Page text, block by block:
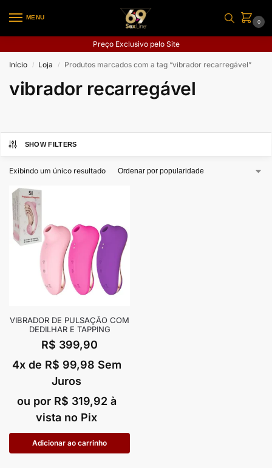
MENU
0
Preço Exclusivo pelo Site
Início / Loja / Produtos marcados com a tag “vibrador recarregável”
vibrador recarregável
SHOW FILTERS
Exibindo um único resultado
VIBRADOR DE PULSAÇÃO COM
DEDILHAR E TAPPING
R$ 399,90
4x de R$ 99,98 Sem
Juros
ou por R$ 319,92 à
vista no Pix
Adicionar ao carrinho